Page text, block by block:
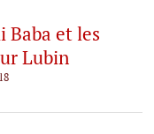
Baba et les
Lubin